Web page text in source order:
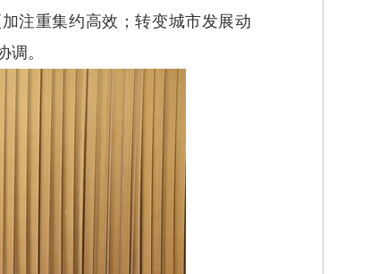
注重集约高效；转变城市发展动
。